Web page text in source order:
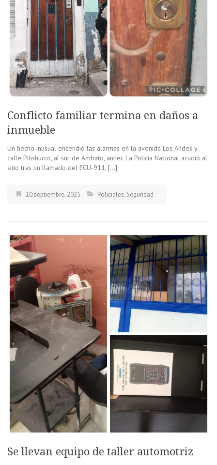
Conflicto familiar termina en daños a
inmueble
Un hecho inusual encendió las alarmas en la avenida Los Andes y
calle Pilishurco, al sur de Ambato, antier. La Policía Nacional acudió al
sitio tras un llamado del ECU-911, […]
10 septiembre, 2025 Policiales, Seguridad
Se llevan equipo de taller automotriz